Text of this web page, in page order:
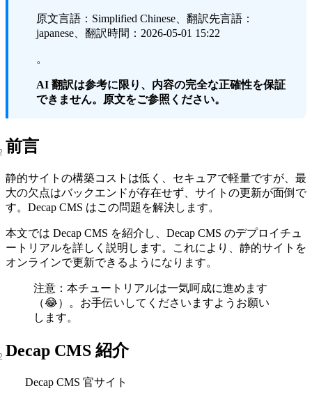
原文言語：Simplified Chinese、翻訳先言語：
japanese、翻訳時間：2026-05-01 15:22
。
AI 翻訳は参考に限り、内容の完全な正確性を保証
できません。原文をご参照ください。
前言
静的サイトの構築コストは低く、セキュアで軽量ですが、最
大の欠点はバックエンドが存在せず、サイトの更新が面倒で
す。Decap CMS はこの問題を解決します。
本文では Decap CMS を紹介し、Decap CMS のデプロイチュ
ートリアルを詳しく説明します。これにより、静的サイトを
オンラインで更新できるようになります。
注意：本チュートリアルは一気呵成に進めます
（😂）。お手伝いしてくださいますようお願い
します。
Decap CMS 紹介
Decap CMS 官サイト